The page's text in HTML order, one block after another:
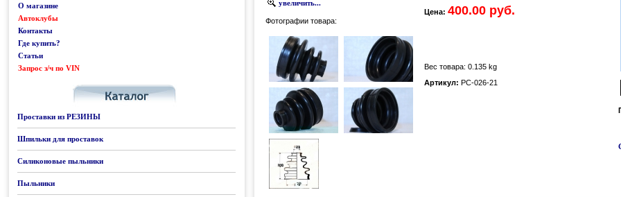
О магазине
Автоклубы
Контакты
Где купить?
Статьи
Запрос з/ч по VIN
Проставки из РЕЗИНЫ
Шпильки для проставок
Силиконовые пыльники
Пыльники
увеличить...
Фотографии товара:
Цена: 400.00 руб.
Вес товара: 0.135 kg
Артикул: PC-026-21